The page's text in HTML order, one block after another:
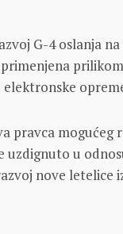
G-4 oslanja
elektronske
pravca mogućeg
uzdignuto u
nove letelice